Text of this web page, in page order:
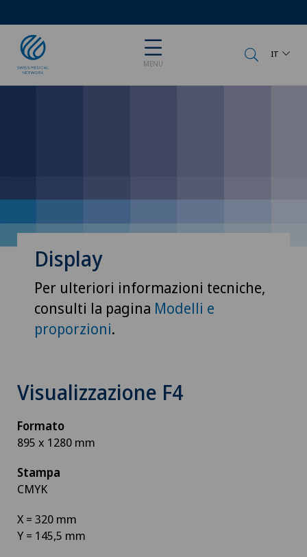
MENU
IT
Display
Per ulteriori informazioni tecniche,
consulti la pagina Modelli e
proporzioni.
Visualizzazione F4
Formato
895 x 1280 mm
Stampa
CMYK
X = 320 mm
Y = 145,5 mm